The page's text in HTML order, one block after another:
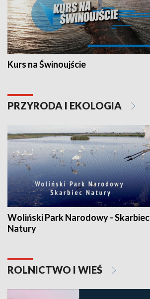
Kurs na Świnoujście
PRZYRODA I EKOLOGIA
Woliński Park Narodowy - Skarbiec
Natury
ROLNICTWO I WIEŚ